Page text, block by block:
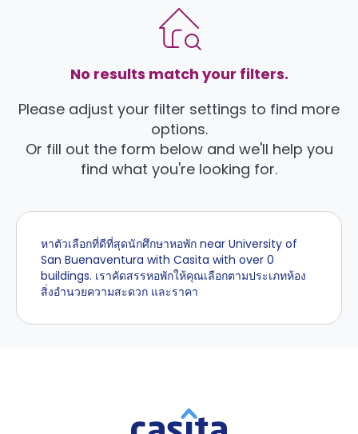
No results match your filters.
Please adjust your filter settings to find more
options.
Or fill out the form below and we'll help you
find what you're looking for.
หาตัวเลือกที่ดีที่สุดนักศึกษาหอพัก near University of
San Buenaventura with Casita with over 0
buildings. เราคัดสรรหอพักให้คุณเลือกตามประเภทห้อง
สิ่งอำนวยความสะดวก และราคา